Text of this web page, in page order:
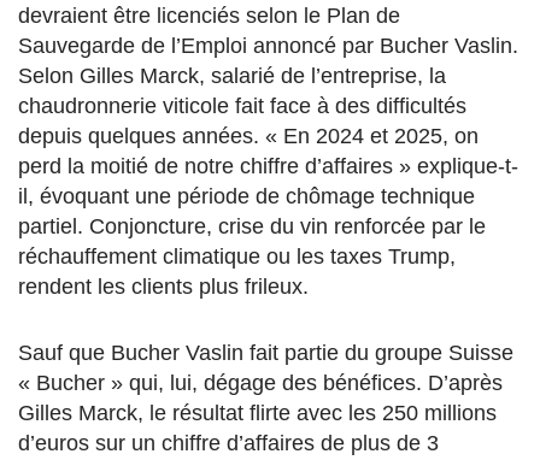
devraient être licenciés selon le Plan de
Sauvegarde de l’Emploi annoncé par Bucher Vaslin.
Selon Gilles Marck, salarié de l’entreprise, la
chaudronnerie viticole fait face à des difficultés
depuis quelques années. « En 2024 et 2025, on
perd la moitié de notre chiffre d’affaires » explique-t-
il, évoquant une période de chômage technique
partiel. Conjoncture, crise du vin renforcée par le
réchauffement climatique ou les taxes Trump,
rendent les clients plus frileux.
Sauf que Bucher Vaslin fait partie du groupe Suisse
« Bucher » qui, lui, dégage des bénéfices. D’après
Gilles Marck, le résultat flirte avec les 250 millions
d’euros sur un chiffre d’affaires de plus de 3